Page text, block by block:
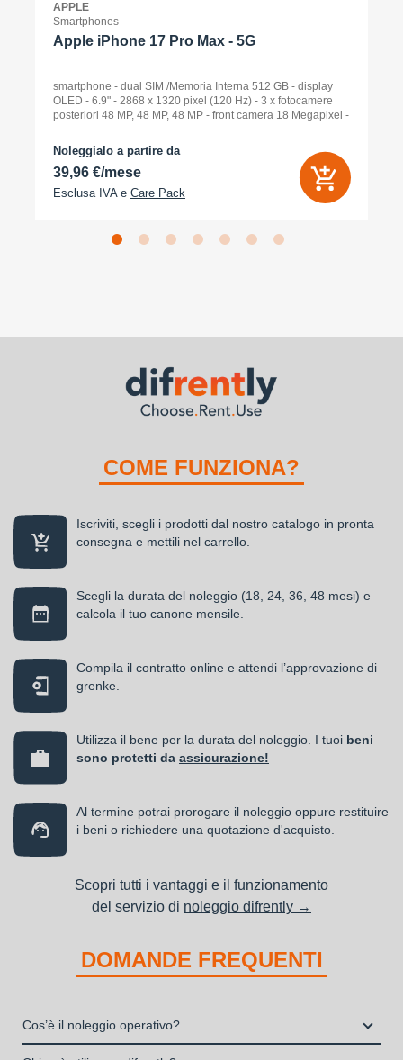
APPLE
Smartphones
Apple iPhone 17 Pro Max - 5G
smartphone - dual SIM /Memoria Interna 512 GB - display
OLED - 6.9" - 2868 x 1320 pixel (120 Hz) - 3 x fotocamere
posteriori 48 MP, 48 MP, 48 MP - front camera 18 Megapixel -
Noleggialo a partire da
39,96 €/mese
Esclusa IVA e Care Pack
COME FUNZIONA?
Iscriviti, scegli i prodotti dal nostro catalogo in pronta
consegna e mettili nel carrello.
Scegli la durata del noleggio (18, 24, 36, 48 mesi) e
calcola il tuo canone mensile.
Compila il contratto online e attendi l’approvazione di
grenke.
Utilizza il bene per la durata del noleggio. I tuoi beni
sono protetti da assicurazione!
Al termine potrai prorogare il noleggio oppure restituire
i beni o richiedere una quotazione d'acquisto.
Scopri tutti i vantaggi e il funzionamento
del servizio di noleggio difrently →
DOMANDE FREQUENTI
Cos’è il noleggio operativo?
Il noleggio, o locazione operativa, è una soluzione che